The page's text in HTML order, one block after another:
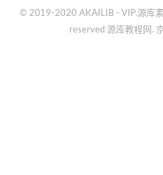
© 2019-2020 AKAILIB - VIP.源库
reserved 源库教程网.